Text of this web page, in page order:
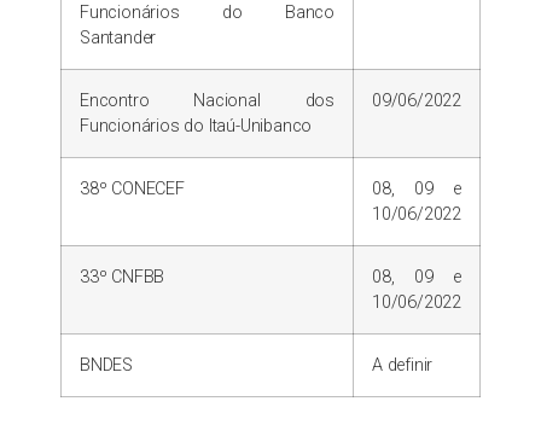
Funcionários do Banco
Santander
Encontro Nacional dos
Funcionários do Itaú-Unibanco
09/06/2022
38º CONECEF
08, 09 e
10/06/2022
33º CNFBB
08, 09 e
10/06/2022
BNDES A definir